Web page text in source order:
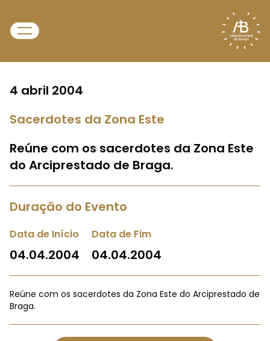
4 abril 2004
Sacerdotes da Zona Este
Reúne com os sacerdotes da Zona Este
do Arciprestado de Braga.
Duração do Evento
Data de Início
04.04.2004
Data de Fim
04.04.2004
Reúne com os sacerdotes da Zona Este do Arciprestado de
Braga.